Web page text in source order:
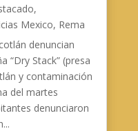
,
Mexico, Rema
denuncian
“Dry Stack” (presa
y contaminación
del martes
denunciaron